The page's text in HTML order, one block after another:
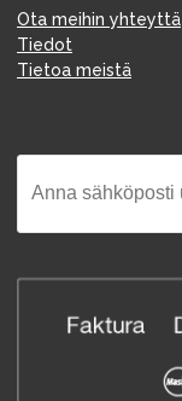
Ota meihin yhteyttä
Tiedot
Tietoa meistä